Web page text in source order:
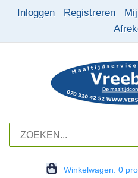
Inloggen Registreren
Winkelwagen: 0